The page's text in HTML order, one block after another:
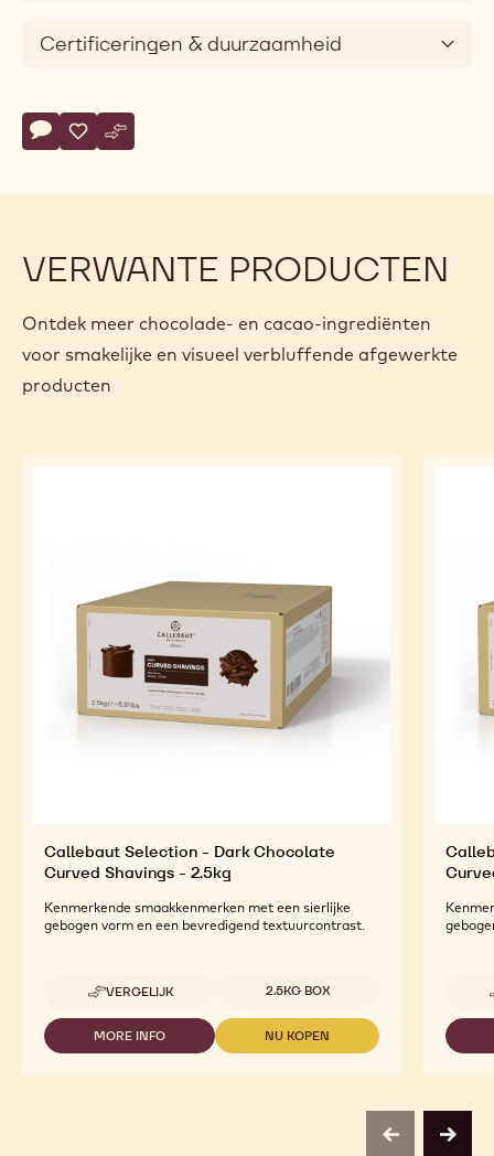
Certificeringen & duurzaamheid
Actions
Schrijf een commentaar op
- Callebaut Selection - Dark Chocolate Lamy Shavings -
Opslaan
- Callebaut Selection - Dark Chocolate Lamy Shavings
Vergelijk
- Callebaut Selection - Dark Chocolate Lamy
VERWANTE PRODUCTEN
Ontdek meer chocolade- en cacao-ingrediënten
voor smakelijke en visueel verbluffende afgewerkte
producten
Callebaut Selection - Dark Chocolate
Curved Shavings - 2.5kg
Kenmerkende smaakkenmerken met een sierlijke
gebogen vorm en een bevredigend textuurcontrast.
VERGELIJK
-
CALLEBAUT
SELECTION
-
Beschikbare maten
2.5KG BOX
MORE INFO
-
NU KOPEN
-
previousnext